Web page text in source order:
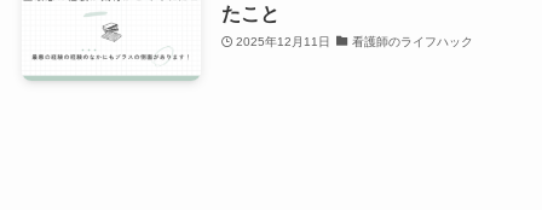
たこと
2025年12月11日 看護師のライフハック